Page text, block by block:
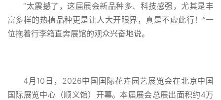
“太震撼了，这届展会新品种多、科技感强，尤其是丰
富多样的热植品种更是让人大开眼界，真是不虚此行！”一
位拖着行李箱直奔展馆的观众兴奋地说。
4月10日，2026中国国际花卉园艺展览会在北京中国
国际展览中心（顺义馆）开幕。本届展会总展出面积约4万